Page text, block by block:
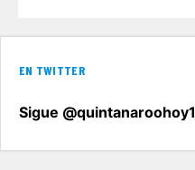
EN TWITTER
Sigue @quintanaroohoy1